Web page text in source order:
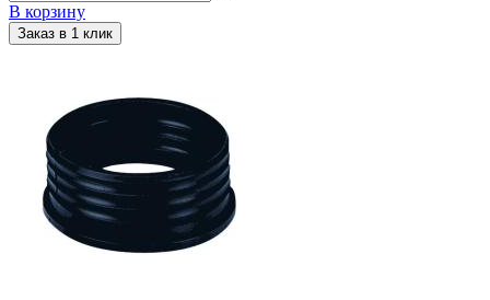
В корзину
Заказ в 1 клик